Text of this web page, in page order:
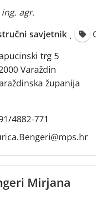
agr.
savjetnik ·
trg 5
Varaždin
županija
4882-771
Mirjana